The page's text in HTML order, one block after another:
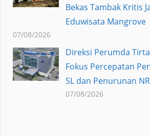
Bekas Tambak Kritis
Eduwisata Mangrove
07/08/2026
Direksi Perumda
Fokus Percepatan
SL dan Penurunan
07/08/2026